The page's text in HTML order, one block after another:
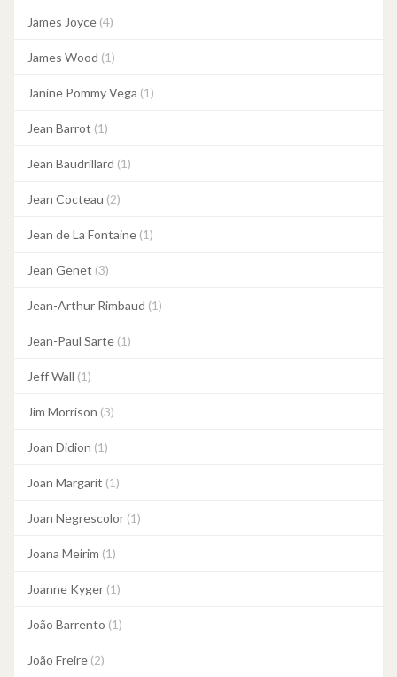
James Joyce (4)
James Wood (1)
Janine Pommy Vega (1)
Jean Barrot (1)
Jean Baudrillard (1)
Jean Cocteau (2)
Jean de La Fontaine (1)
Jean Genet (3)
Jean-Arthur Rimbaud (1)
Jean-Paul Sarte (1)
Jeff Wall (1)
Jim Morrison (3)
Joan Didion (1)
Joan Margarit (1)
Joan Negrescolor (1)
Joana Meirim (1)
Joanne Kyger (1)
João Barrento (1)
João Freire (2)